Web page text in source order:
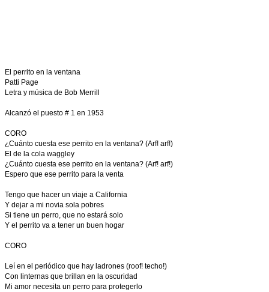
El perrito en la ventana
Patti Page
Letra y música de Bob Merrill
Alcanzó el puesto # 1 en 1953
CORO
¿Cuánto cuesta ese perrito en la ventana? (Arf! arf!)
El de la cola waggley
¿Cuánto cuesta ese perrito en la ventana? (Arf! arf!)
Espero que ese perrito para la venta
Tengo que hacer un viaje a California
Y dejar a mi novia sola pobres
Si tiene un perro, que no estará solo
Y el perrito va a tener un buen hogar
CORO
Leí en el periódico que hay ladrones (roof! techo!)
Con linternas que brillan en la oscuridad
Mi amor necesita un perro para protegerlo